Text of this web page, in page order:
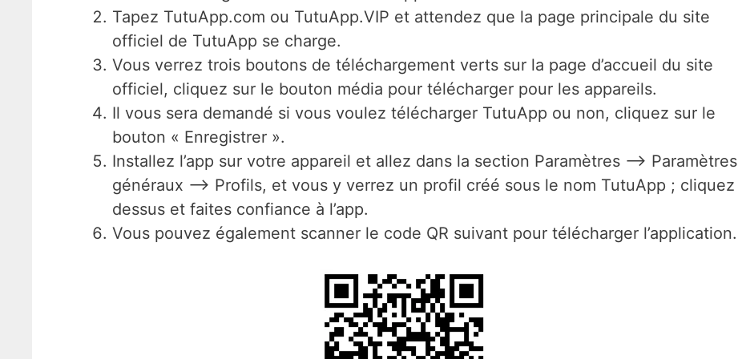
Tapez TutuApp.com ou TutuApp.VIP et attendez que la page principale du site
officiel de TutuApp se charge.
Vous verrez trois boutons de téléchargement verts sur la page d’accueil du site
officiel, cliquez sur le bouton média pour télécharger pour les appareils.
Il vous sera demandé si vous voulez télécharger TutuApp ou non, cliquez sur le
bouton « Enregistrer ».
Installez l’app sur votre appareil et allez dans la section Paramètres –> Paramètres
généraux –> Profils, et vous y verrez un profil créé sous le nom TutuApp ; cliquez
dessus et faites confiance à l’app.
Vous pouvez également scanner le code QR suivant pour télécharger l’application.